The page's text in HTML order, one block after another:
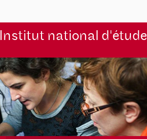
Institut national d'étude